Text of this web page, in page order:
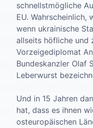
schnellstmögliche
EU. Wahrscheinlich,
wenn ukrainische
allseits höfliche und
Vorzeigediplomat
Bundeskanzler Olaf
Leberwurst
Und in 15 Jahren
hat, dass es ihnen
osteuropäischen